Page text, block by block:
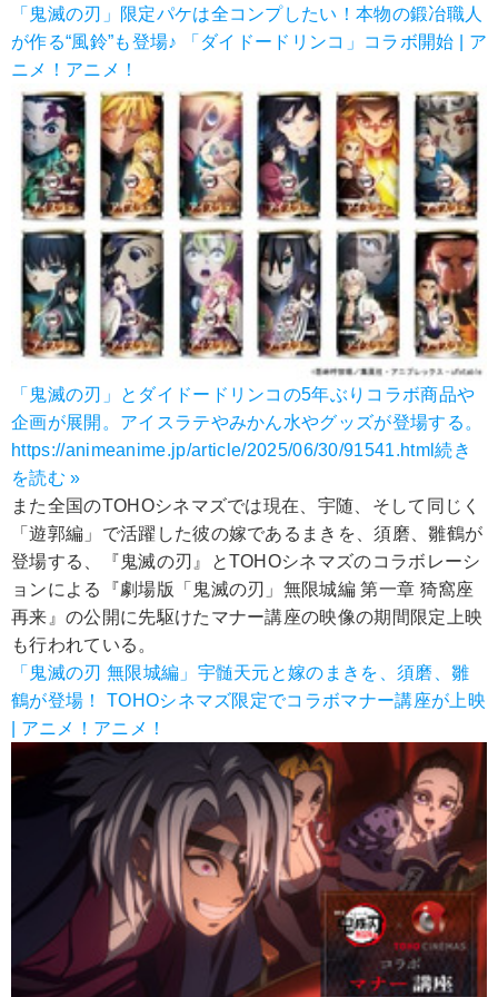
「鬼滅の刃」限定パケは全コンプしたい！本物の鍛冶職人
が作る“風鈴”も登場♪ 「ダイドードリンコ」コラボ開始 | ア
ニメ！アニメ！
「鬼滅の刃」とダイドードリンコの5年ぶりコラボ商品や
企画が展開。アイスラテやみかん水やグッズが登場する。
https://animeanime.jp/article/2025/06/30/91541.html続き
を読む »
また全国のTOHOシネマズでは現在、宇随、そして同じく
「遊郭編」で活躍した彼の嫁であるまきを、須磨、雛鶴が
登場する、『鬼滅の刃』とTOHOシネマズのコラボレーシ
ョンによる『劇場版「鬼滅の刃」無限城編 第一章 猗窩座
再来』の公開に先駆けたマナー講座の映像の期間限定上映
も行われている。
「鬼滅の刃 無限城編」宇髄天元と嫁のまきを、須磨、雛
鶴が登場！ TOHOシネマズ限定でコラボマナー講座が上映
| アニメ！アニメ！